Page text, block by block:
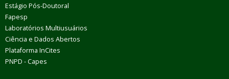
Estágio Pós-Doutoral
Fapesp
Laboratórios Multiusuários
Ciência e Dados Abertos
Plataforma InCites
PNPD - Capes